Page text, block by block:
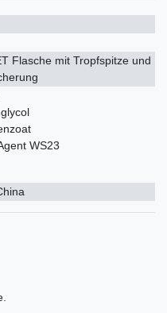
Flasche mit Tropfspitze und
WS23